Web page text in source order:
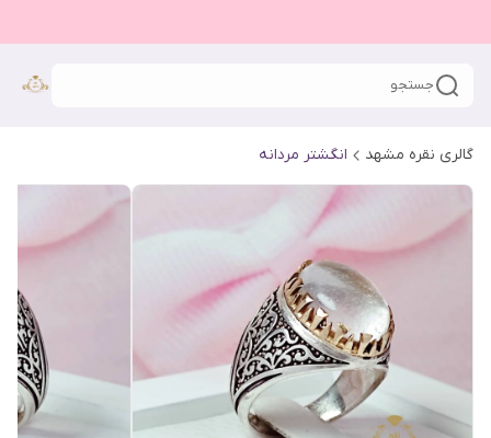
جستجو
گالری نقره مشهد انگشتر مردانه